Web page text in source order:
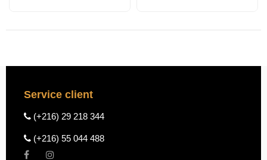
Service client
(+216) 29 218 344
(+216) 55 044 488